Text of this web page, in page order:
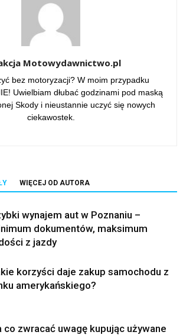
Motowydawnictwo.pl
bez motoryzacji? W moim przypadku
Uwielbiam dłubać godzinami pod maską
Skody i nieustannie uczyć się nowych
ciekawostek.
WIĘCEJ OD AUTORA
wynajem aut w Poznaniu –
dokumentów, maksimum
z jazdy
korzyści daje zakup samochodu z
amerykańskiego?
co zwracać uwagę kupując używane